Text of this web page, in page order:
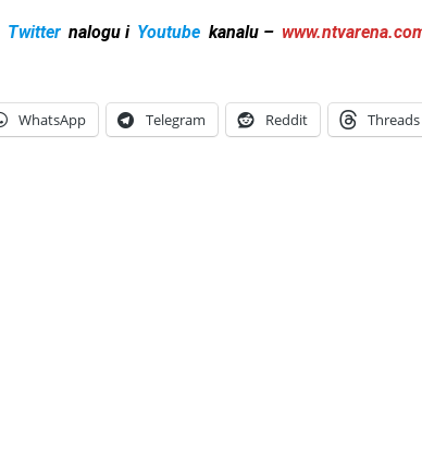
Twitter nalogu i Youtube kanalu –
WhatsApp Telegram Reddit Threads